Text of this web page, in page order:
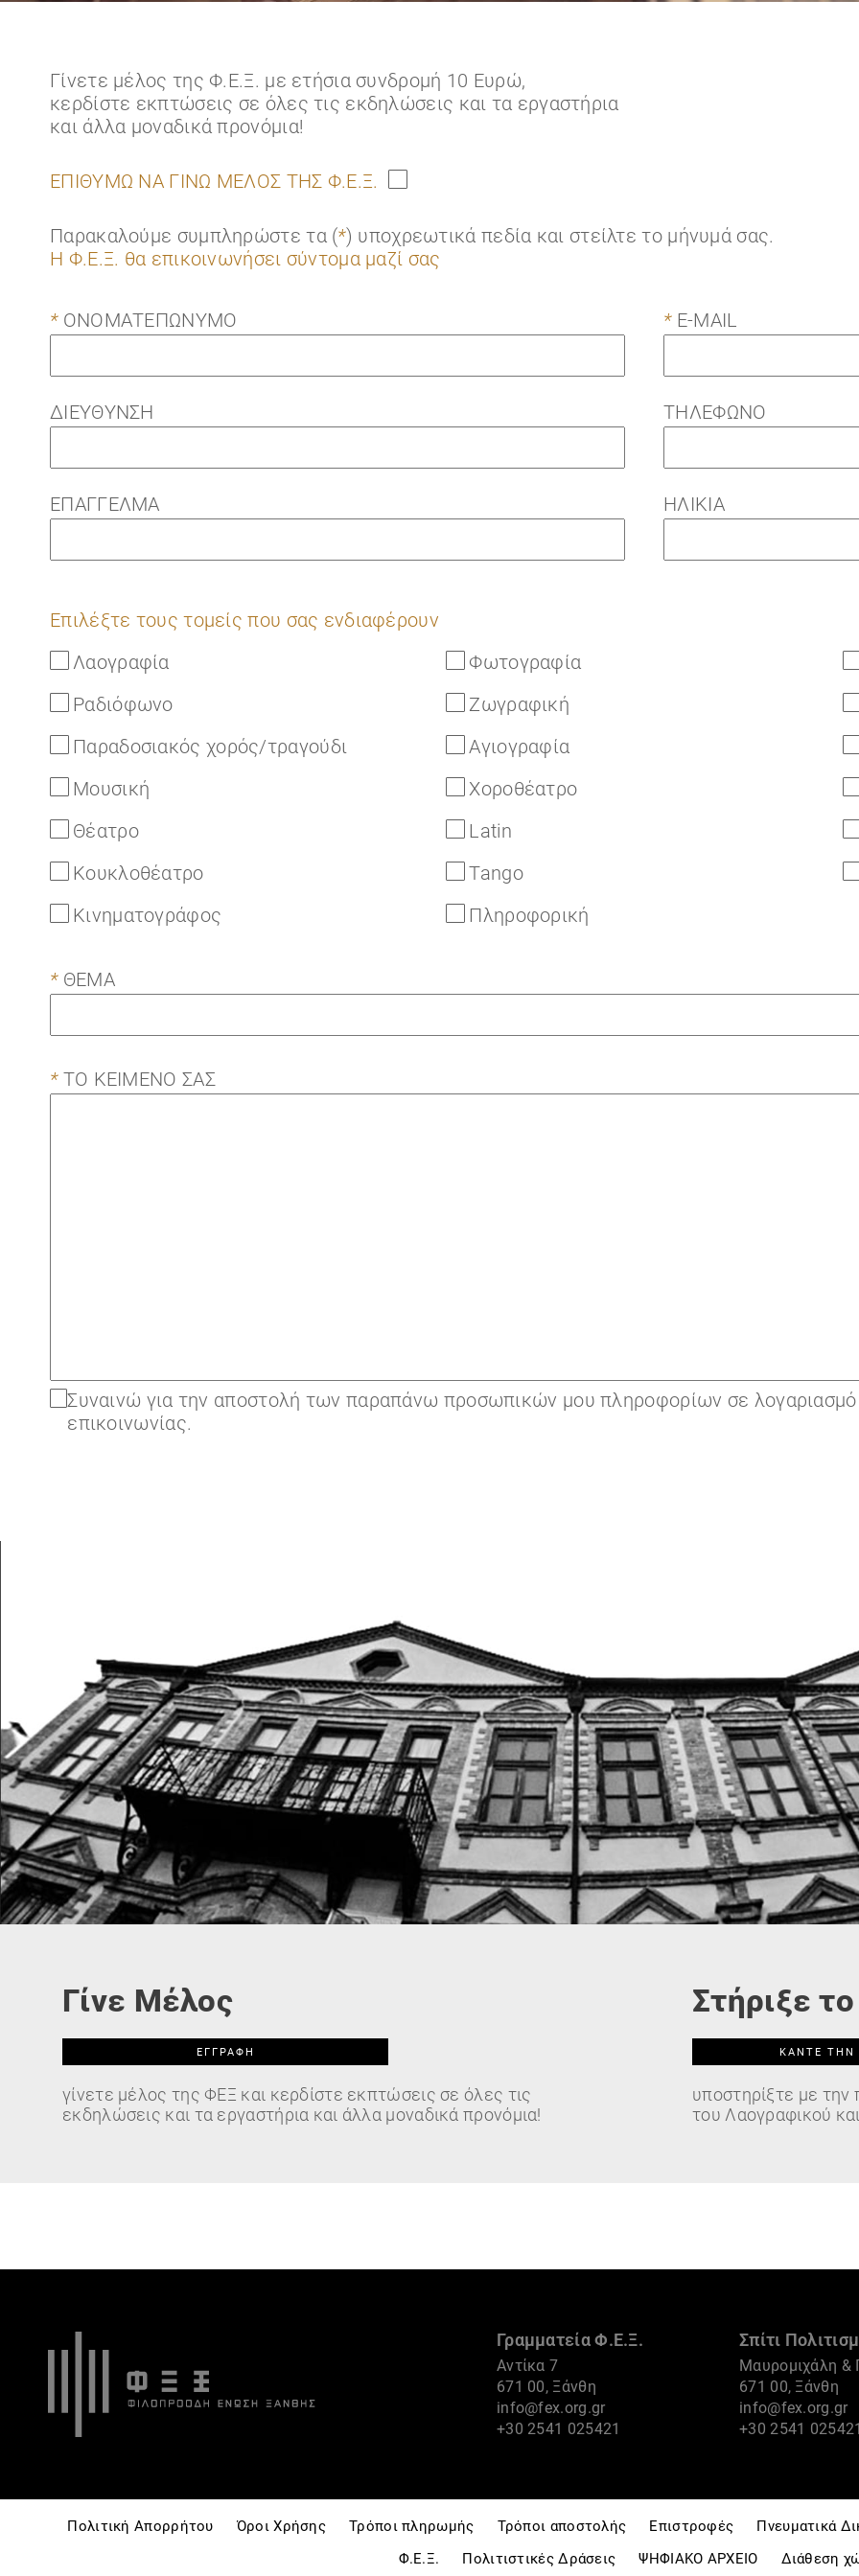
Γίνετε μέλος της Φ.Ε.Ξ. με ετήσια συνδρομή 10 Ευρώ,
κερδίστε εκπτώσεις σε όλες τις εκδηλώσεις και τα εργαστήρια
και άλλα μοναδικά προνόμια!
ΕΠΙΘΥΜΩ ΝΑ ΓΙΝΩ ΜΕΛΟΣ ΤΗΣ Φ.Ε.Ξ.
Παρακαλούμε συμπληρώστε τα (*) υποχρεωτικά πεδία και στείλτε το μήνυμά σας.
Η Φ.Ε.Ξ. θα επικοινωνήσει σύντομα μαζί σας
*ΟΝΟΜΑΤΕΠΩΝΥΜΟ
ΔΙΕΥΘΥΝΣΗ
ΕΠΑΓΓΕΛΜΑ
*E-MAIL
ΤΗΛΕΦΩΝΟ
ΗΛΙΚΙΑ
Επιλέξτε τους τομείς που σας ενδιαφέρουν
Λαογραφία
Φωτογραφία
Ραδιόφωνο
Ζωγραφική
Παραδοσιακός χορός/τραγούδι
Αγιογραφία
Μουσική
Χοροθέατρο
Θέατρο
Latin
Κουκλοθέατρο
Tango
Κινηματογράφος
Πληροφορική
*ΘΕΜΑ
*ΤΟ ΚΕΙΜΕΝΟ ΣΑΣ
Συναινώ για την αποστολή των παραπάνω προσωπικών μου πληροφορίων σε
επικοινωνίας.
Γίνε Μέλος
ΕΓΓΡΑΦΉ
γίνετε μέλος της ΦΕΞ και κερδίστε εκπτώσεις σε όλες τις
εκδηλώσεις και τα εργαστήρια και άλλα μοναδικά προνόμια!
Στήριξε
ΚΆΝΤΕ ΤΗΝ
υποστηρίξτε με την
του Λαογραφικού
Γραμματεία Φ.Ε.Ξ.
Αντίκα 7
671 00, Ξάνθη
info@fex.org.gr
+30 2541 025421
Σπίτι
Μαυρομιχάλη &
671 00, Ξάνθη
info@fex.org.gr
+30 2541
Πολιτική Απορρήτου Όροι Χρήσης Τρόποι πληρωμής Τρόποι αποστολής Επιστροφές
Πνευματικά
Φ.Ε.Ξ.
Πολιτιστικές Δράσεις ΨΗΦΙΑΚΟ ΑΡΧΕΙΟ Διάθεση